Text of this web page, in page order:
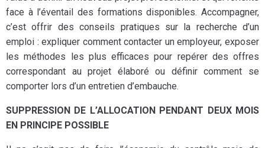
face à l’éventail des formations disponibles. Accompagner,
c’est offrir des conseils pratiques sur la recherche d’un
emploi : expliquer comment contacter un employeur, exposer
les méthodes les plus efficaces pour repérer des offres
correspondant au projet élaboré ou définir comment se
comporter lors d’un entretien d’embauche.
SUPPRESSION DE L’ALLOCATION PENDANT DEUX MOIS
EN PRINCIPE POSSIBLE